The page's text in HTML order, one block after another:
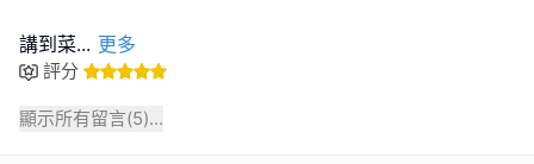
講到菜... 更多
評分
顯示所有留言(5)...